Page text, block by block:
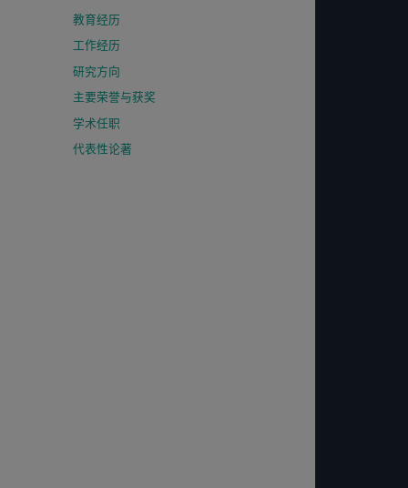
教育经历
工作经历
研究方向
主要荣誉与获奖
学术任职
代表性论著